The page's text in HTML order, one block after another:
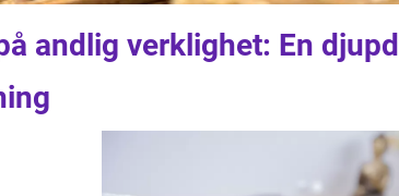
andlig verklighet: En